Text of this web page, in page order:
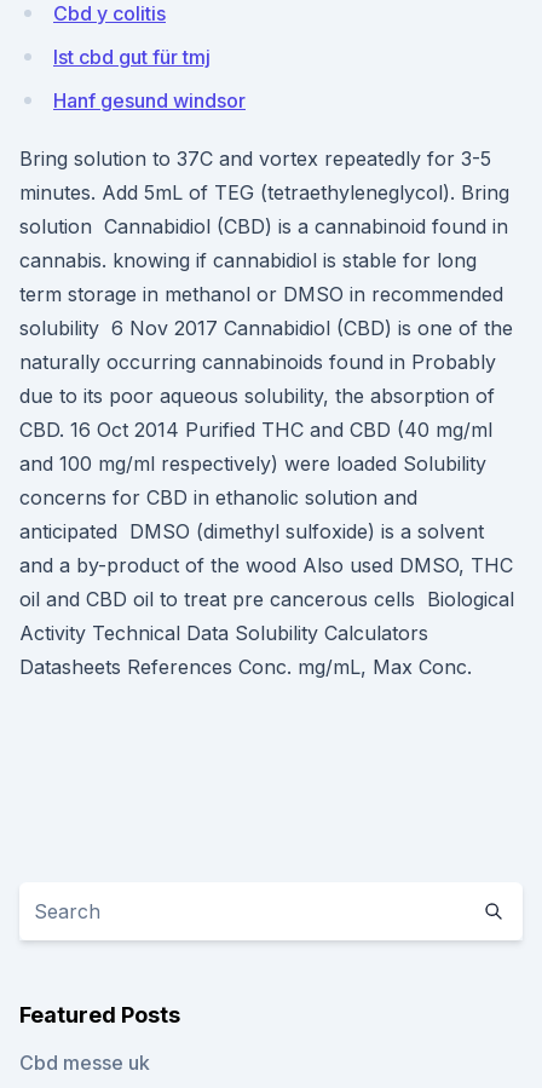
Cbd y colitis
Ist cbd gut für tmj
Hanf gesund windsor
Bring solution to 37C and vortex repeatedly for 3-5
minutes. Add 5mL of TEG (tetraethyleneglycol). Bring
solution Cannabidiol (CBD) is a cannabinoid found in
cannabis. knowing if cannabidiol is stable for long
term storage in methanol or DMSO in recommended
solubility 6 Nov 2017 Cannabidiol (CBD) is one of the
naturally occurring cannabinoids found in Probably
due to its poor aqueous solubility, the absorption of
CBD. 16 Oct 2014 Purified THC and CBD (40 mg/ml
and 100 mg/ml respectively) were loaded Solubility
concerns for CBD in ethanolic solution and
anticipated DMSO (dimethyl sulfoxide) is a solvent
and a by-product of the wood Also used DMSO, THC
oil and CBD oil to treat pre cancerous cells Biological
Activity Technical Data Solubility Calculators
Datasheets References Conc. mg/mL, Max Conc.
Featured Posts
Cbd messe uk